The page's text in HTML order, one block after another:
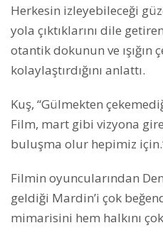
Herkesin izleyebileceği
yola çıktıklarını dile
otantik dokunun ve
kolaylaştırdığını anlattı.
Kuş, “Gülmekten
Film, mart gibi vizyona
buluşma olur hepimiz
Filmin oyuncularından
geldiği Mardin’i çok
mimarisini hem halkını